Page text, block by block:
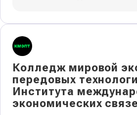
Колледж мировой
передовых
Института
экономических